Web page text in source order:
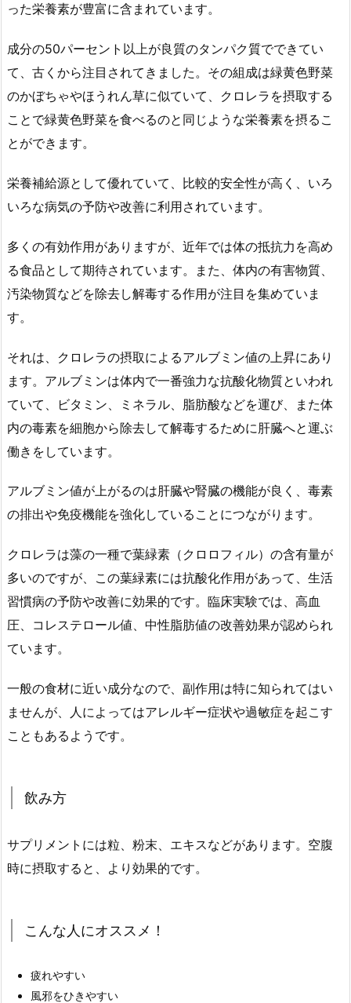
った栄養素が豊富に含まれています。
成分の50パーセント以上が良質のタンパク質でできてい
て、古くから注目されてきました。その組成は緑黄色野菜
のかぼちゃやほうれん草に似ていて、クロレラを摂取する
ことで緑黄色野菜を食べるのと同じような栄養素を摂るこ
とができます。
栄養補給源として優れていて、比較的安全性が高く、いろ
いろな病気の予防や改善に利用されています。
多くの有効作用がありますが、近年では体の抵抗力を高め
る食品として期待されています。また、体内の有害物質、
汚染物質などを除去し解毒する作用が注目を集めていま
す。
それは、クロレラの摂取によるアルブミン値の上昇にあり
ます。アルブミンは体内で一番強力な抗酸化物質といわれ
ていて、ビタミン、ミネラル、脂肪酸などを運び、また体
内の毒素を細胞から除去して解毒するために肝臓へと運ぶ
働きをしています。
アルブミン値が上がるのは肝臓や腎臓の機能が良く、毒素
の排出や免疫機能を強化していることにつながります。
クロレラは藻の一種で葉緑素（クロロフィル）の含有量が
多いのですが、この葉緑素には抗酸化作用があって、生活
習慣病の予防や改善に効果的です。臨床実験では、高血
圧、コレステロール値、中性脂肪値の改善効果が認められ
ています。
一般の食材に近い成分なので、副作用は特に知られてはい
ませんが、人によってはアレルギー症状や過敏症を起こす
こともあるようです。
飲み方
サプリメントには粒、粉末、エキスなどがあります。空腹
時に摂取すると、より効果的です。
こんな人にオススメ！
疲れやすい
風邪をひきやすい